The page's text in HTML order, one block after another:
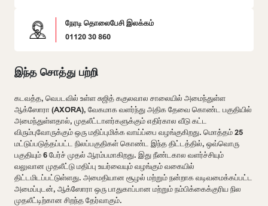
நேரடி தொலைபேசி இலக்கம்
01120 30 860
இந்த சொத்து பற்றி
கடவத்த, வெபடவில் உள்ள சுஜித் ககுலவால சாலையில் அமைந்துள்ள
ஆக்ஸோரா (AXORA), வேகமாக வளர்ந்து அதிக தேவை கொண்ட பகுதியில்
அமைந்துள்ளதால், முதலீட்டாளர்களுக்கும் எதிர்கால வீடு கட்ட
விரும்புவோருக்கும் ஒரு மதிப்புமிக்க வாய்ப்பை வழங்குகிறது. மொத்தம் 25
மட்டுப்படுத்தப்பட்ட நிலப்பகுதிகள் கொண்ட இந்த திட்டத்தில், ஒவ்வொரு
பகுதியும் 6 பேர்ச் முதல் ஆரம்பமாகிறது. இது நீண்டகால வளர்ச்சியும்
வலுவான முதலீட்டு மதிப்பு உயர்வையும் வழங்கும் வகையில்
திட்டமிடப்பட்டுள்ளது. அமைதியான சூழல் மற்றும் நன்றாக வடிவமைக்கப்பட்ட
அமைப்புடன், ஆக்ஸோரா ஒரு பாதுகாப்பான மற்றும் நம்பிக்கைக்குரிய நில
முதலீட்டிற்கான சிறந்த தேர்வாகும்.